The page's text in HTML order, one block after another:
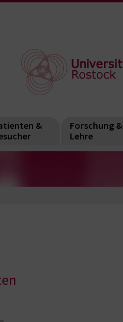
&
Forschung &
Lehre